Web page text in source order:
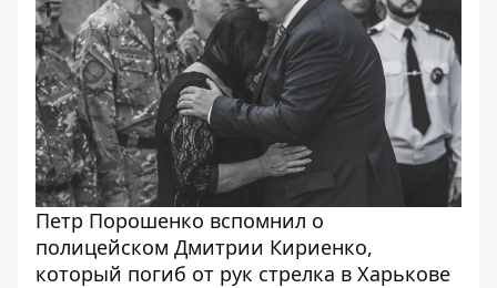
Петр Порошенко вспомнил о
полицейском Дмитрии Кириенко,
который погиб от рук стрелка в Харькове